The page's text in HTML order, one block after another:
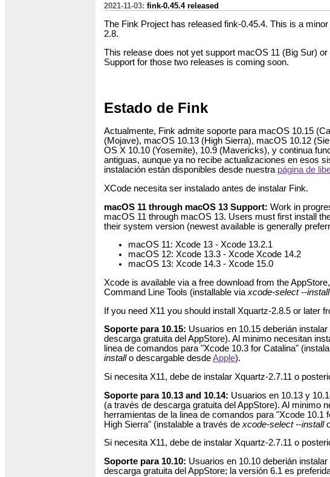
2021-11-03: fink-0.45.4 released
The Fink Project has released fink-0.45.4. This is a
2.8.
This release does not yet support macOS 11 (Big Sur)
Support for those two releases is coming soon.
Estado de Fink
Actualmente, Fink admite soporte para macOS 10.15
(Mojave), macOS 10.13 (High Sierra), macOS 10.12
OS X 10.10 (Yosemite), 10.9 (Mavericks), y continua
antiguas, aunque ya no recibe actualizaciones en esos
instalación están disponibles desde nuestra página de
XCode necesita ser instalado antes de instalar Fink.
macOS 11 through macOS 13 Support: Work in
macOS 11 through macOS 13. Users must first install
their system version (newest available is generally
macOS 11: Xcode 13 - Xcode 13.2.1
macOS 12: Xcode 13.3 - Xcode Xcode 14.2
macOS 13: Xcode 14.3 - Xcode 15.0
Xcode is available via a free download from the
Command Line Tools (installable via xcode-select --install
If you need X11 you should install Xquartz-2.8.5 or later
Soporte para 10.15: Usuarios en 10.15 deberián
descarga gratuita del AppStore). Al minimo necesitan
linea de comandos para "Xcode 10.3 for Catalina"
installo descargable desdeApple).
Si necesita X11, debe de instalar Xquartz-2.7.11 o
Soporte para 10.13 and 10.14: Usuarios en 10.13 y
(a través de descarga gratuita del AppStore). Al minimo
herramientas de la linea de comandos para "Xcode 10.1
High Sierra" (instalable a través de xcode-select --install
Si necesita X11, debe de instalar Xquartz-2.7.11 o
Soporte para 10.10: Usuarios en 10.10 deberián
descarga gratuita del AppStore; la versión 6.1 es